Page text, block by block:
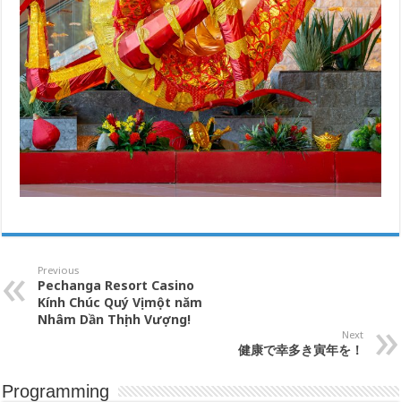
Previous
Pechanga Resort Casino
Kính Chúc Quý Vị một năm
Nhâm Dần Thịnh Vượng!
Next
健康で幸多き寅年を！
Programming